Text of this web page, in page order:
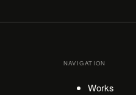
NAVIGATION
Works